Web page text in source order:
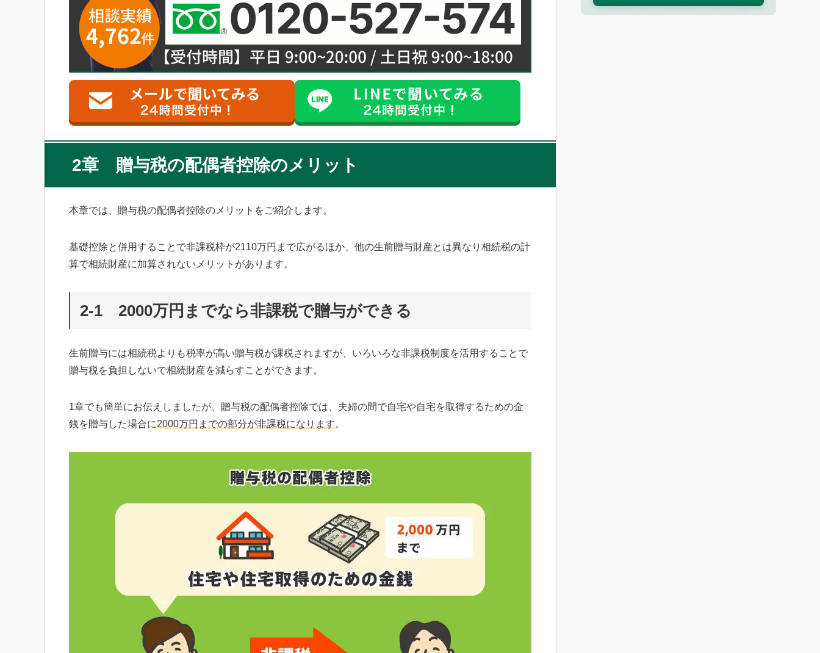
2章 贈与税の配偶者控除のメリット
本章では、贈与税の配偶者控除のメリットをご紹介します。
基礎控除と併用することで非課税枠が2110万円まで広がるほか、他の生前贈与財産とは異なり相続税の計
算で相続財産に加算されないメリットがあります。
2-1 2000万円までなら非課税で贈与ができる
生前贈与には相続税よりも税率が高い贈与税が課税されますが、いろいろな非課税制度を活用することで
贈与税を負担しないで相続財産を減らすことができます。
1章でも簡単にお伝えしましたが、贈与税の配偶者控除では、夫婦の間で自宅や自宅を取得するための金
銭を贈与した場合に2000万円までの部分が非課税になります。